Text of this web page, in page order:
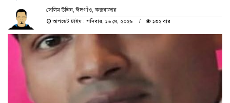
সেলিম উদ্দিন, ঈদগাঁও, কক্সবাজার
আপডেট টাইম : শনিবার, ১৬ মে, ২০২৬
১৩২ বার